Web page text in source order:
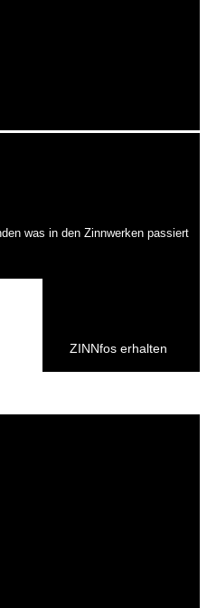
was in den Zinnwerken passiert
ZINNfos erhalten